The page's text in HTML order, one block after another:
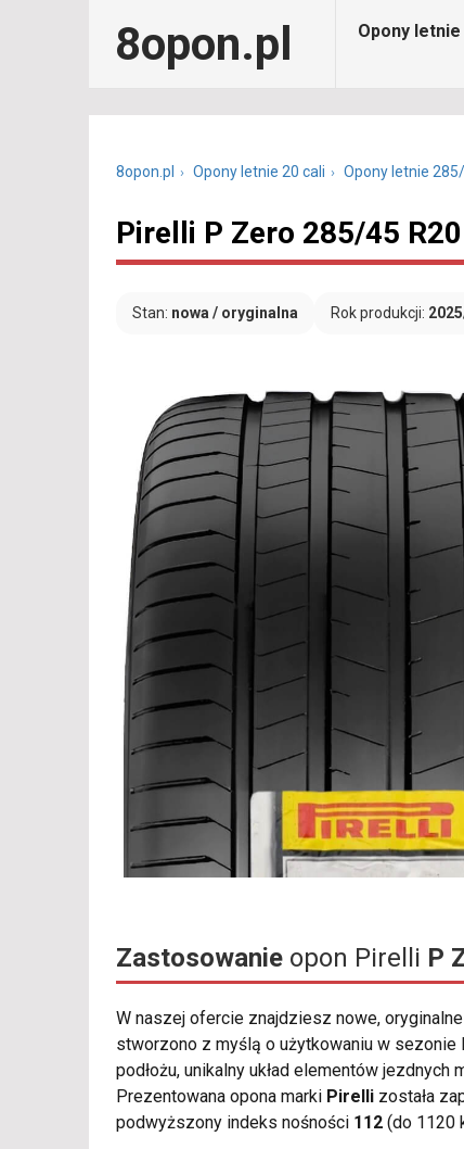
8opon.pl Opony letnie
8opon.pl Opony letnie 20 cali Opony letnie
Pirelli P Zero 285/45
Stan: nowa / oryginalna Rok produkcji:
Zastosowanie opon Pirelli P
W naszej ofercie znajdziesz nowe,
stworzono z myślą o użytkowaniu w
podłożu, unikalny układ elementów
Prezentowana opona marki Pirelli została
podwyższony indeks nośności 112 (do 1120